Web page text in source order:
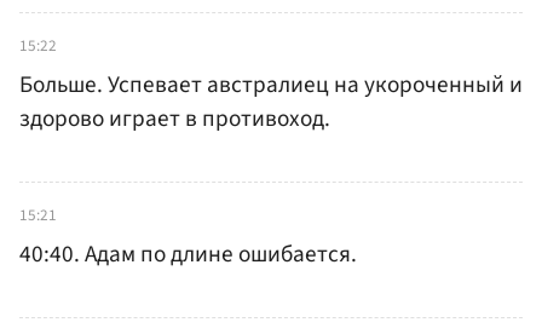
15:22
Больше. Успевает австралиец на укороченный и
здорово играет в противоход.
15:21
40:40. Адам по длине ошибается.